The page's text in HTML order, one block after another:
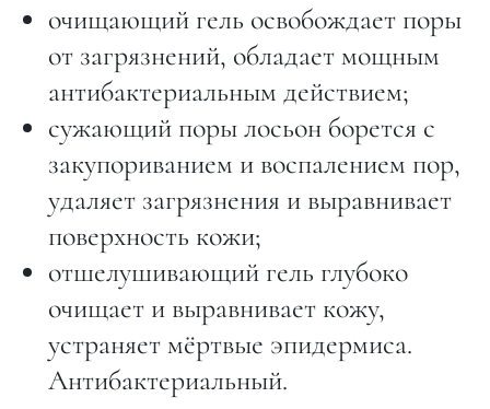
очищающий гель освобождает поры
от загрязнений, обладает мощным
антибактериальным действием;
сужающий поры лосьон борется с
закупориванием и воспалением пор,
удаляет загрязнения и выравнивает
поверхность кожи;
отшелушивающий гель глубоко
очищает и выравнивает кожу,
устраняет мёртвые эпидермиса.
Антибактериальный.